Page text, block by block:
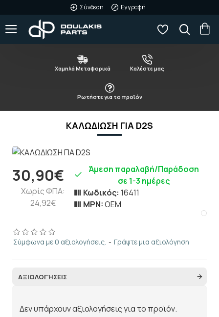
Σύνδεση Εγγραφή
Χαμηλά Μεταφορικά Καλέστε μας
Ρωτήστε για το προϊόν
ΚΑΛΩΔΙΩΣΗ ΓΙΑ D2S
Σύμφωνα με 0 αξιολογήσεις. - Γράψτε μια αξιολόγηση
30,90€
Χωρίς ΦΠΑ:
24,92€
Άμεση παραλαβή/Παράδοση
σε 1-3 ημέρες
Κωδικός: 16411
MPN:OEM
ΑΞΙΟΛΟΓΉΣΕΙΣ
Δεν υπάρχουν αξιολογήσεις για το προϊόν.